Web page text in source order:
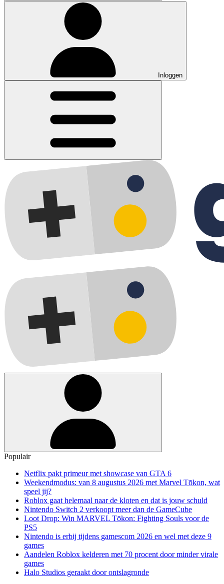
Inloggen
Populair
Netflix pakt primeur met showcase van GTA 6
Weekendmodus: van 8 augustus 2026 met Marvel Tōkon, wat
speel jij?
Roblox gaat helemaal naar de kloten en dat is jouw schuld
Nintendo Switch 2 verkoopt meer dan de GameCube
Loot Drop: Win MARVEL Tōkon: Fighting Souls voor de
PS5
Nintendo is erbij tijdens gamescom 2026 en wel met deze 9
games
Aandelen Roblox kelderen met 70 procent door minder virale
games
Halo Studios geraakt door ontslagronde